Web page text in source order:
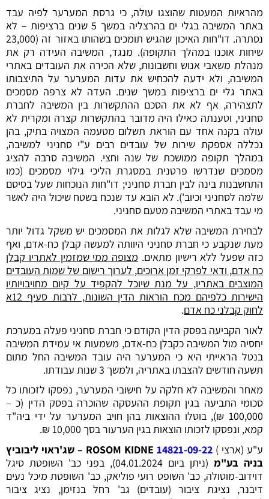
מהראיות המעטות שהוצגו עולה, כי גרסת המערער לפיה עבד
באתר המשיבה בגלי ים בהרצליה במשך 5 שנים ברציפות – לא
נסתרה. דו"חות האיכון שהגיש תומכים בשהותו באזור זה (23,000
שיחות אוכנו במהלך התקופה). מנגד, המשיבה העידה רק את
מנהלת משאבי אנוש וחשבונות, שלא הכירה את העובדים באתרי
המשיבה, ולא ידעה להכחיש את עדות המערער על התיצבותו
באתר גלי ים ברציפות במשך שנים. העדה לא צרפה מסמכים
לתצהירה, אף לא את הסכם ההתקשרות בין המשיבה לחברת
סחניני, וטענתה כאילו היה מדובר בהתקשרות קצרה ומקרית לא
עולה בקנה אחד עם הוראת תשלום מטעמה המצויה בתיק, בהן
נכללה אספקת שירות של עובדים רבים ע"י סחניני למשיבה,
במהלך תקופה ממושכת של שנה וחצי. המשיבה סרבה להציג
מסמכים שנדרשו פרטנית במסגרת הליכי גילוי מסמכים (כמו
התחשבנות בינה לבין חברת סחניני; דו"חות הנוכחות שעל בסיסם
שלמה לסחניני וכיוב'). לא הובא עד שנכח בשטח שיכול היה לאשר
מי עבד באתרי המשיבה מטעם סחניני.
לבחירת המשיבה שלא לגלות את המסמכים יש משקל גדול יותר
מעת שנקבע כי חברת סחניני היוותה למעשה קבלן כח-אדם, ואף
כזה שפעל ללא רישיון מתאים. מצופה ממי שמזמין לאתריו קבלן
כח אדם, ודאי לפרקי זמן ארוכים, לערוך רישום של שמות העובדים
המוצבים באתריו, על מנת שיוכל להקפיד על קיום מחויבויותיו
הישירות כלפיהם מכח הוראות הדין השונות, לרבות סעיף 12א
לחוק קבלני כח אדם.
לאור הקביעה בפסק הדין הקודם כי חברת סחניני פעלה במערכת
יחסיה מול המשיבה כקבלן כח-אדם, משמעות אי עמידת המשיבה
בנטל הראייתי היא כי המערער היה עובד המשיבה החל מתום
תשעה חודשים להצבתו באתריה, ולמשך 3 שנות עבודתו.
מאחר והמשיבה לא חלקה על חישובי המערער, נפסקו לזכותו כל
סכומי התביעה בגין תקופת ההעסקה שהוכרה בפסק הדין (כ –
100,000 ₪), בוטלו ההוצאות בהן חויב המערער על ידי ביה"ד
קמא, ונפסקו לזכותו הוצאות בגין הערעור בסך 10,000 ₪.
ע"ע (ארצי )
שג'ראוי ליבוביץ
בניה בע"מ
(ניתן ביום 04.01.2024), בפני כב' השופטת סיגל
דוידוב-מוטולה, כב' השופט רועי פוליאק, כב' השופטת מיכל נעים
דיבנר, נציגת ציבור (עובדים) גב' רחל בנזימן, נציג ציבור